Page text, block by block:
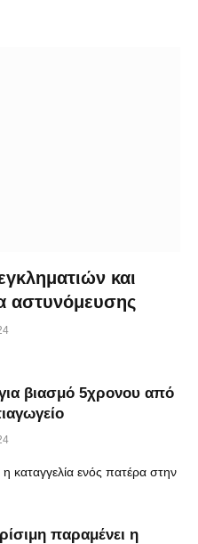
και
αστυνόμευσης
βιασμό 5χρονου από
καταγγελία ενός πατέρα στην
παραμένει η